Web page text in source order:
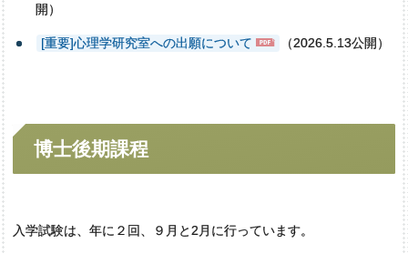
開）
[重要]心理学研究室への出願について （2026.5.13公開）
博士後期課程
入学試験は、年に２回、９月と2月に行っています。